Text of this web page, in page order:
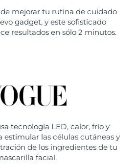
mejorar tu rutina de cuidado
gadget, y este sofisticado
resultados en sólo 2 minutos.
tecnología LED, calor, frío y
estimular las células cutáneas y
de los ingredientes de tu
facial.